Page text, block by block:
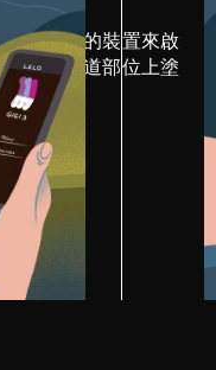
並連接您的裝置來啟
陰蒂及陰道部位上塗
。